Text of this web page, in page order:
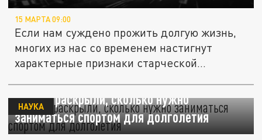
15 МАРТА 09:00
Если нам суждено прожить долгую жизнь,
многих из нас со временем настигнут
характерные признаки старческой...
Ученые раскрыли, сколько нужно
заниматься спортом для долголетия
НАУКА